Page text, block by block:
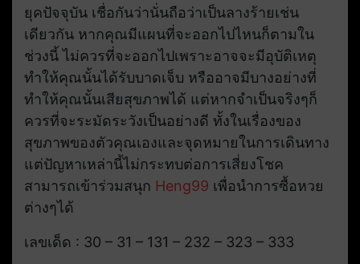
ยุคปัจจุบัน เชื่อกันว่านั่นถือว่าเป็นลางร้ายเช่น
เดียวกัน หากคุณมีแผนที่จะออกไปไหนก็ตามใน
ช่วงนี้ ไม่ควรที่จะออกไปเพราะอาจจะมีอุบัติเหตุ
ทำให้คุณนั้นได้รับบาดเจ็บ หรืออาจมีบางอย่างที่
ทำให้คุณนั้นเสียสุขภาพได้ แต่หากจำเป็นจริงๆก็
ควรที่จะระมัดระวังเป็นอย่างดี ทั้งในเรื่องของ
สุขภาพของตัวคุณเองและจุดหมายในการเดินทาง
แต่ปัญหาเหล่านี้ไม่กระทบต่อการเสี่ยงโชค
สามารถเข้าร่วมสนุก Heng99 เพื่อนำการซื้อหวย
ต่างๆได้
เลขเด็ด : 30 – 31 – 131 – 232 – 323 – 333